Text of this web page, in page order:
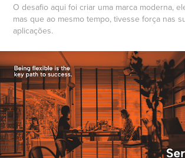
O desafio aqui foi criar uma marca moderna,
mas que ao mesmo tempo, tivesse força nas
aplicações.